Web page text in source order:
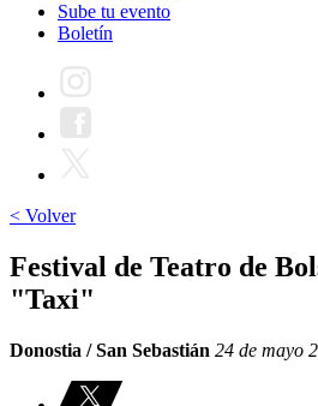
Sube tu evento
Boletín
< Volver
Festival de Teatro de
"Taxi"
Donostia / San Sebastián 24 de mayo